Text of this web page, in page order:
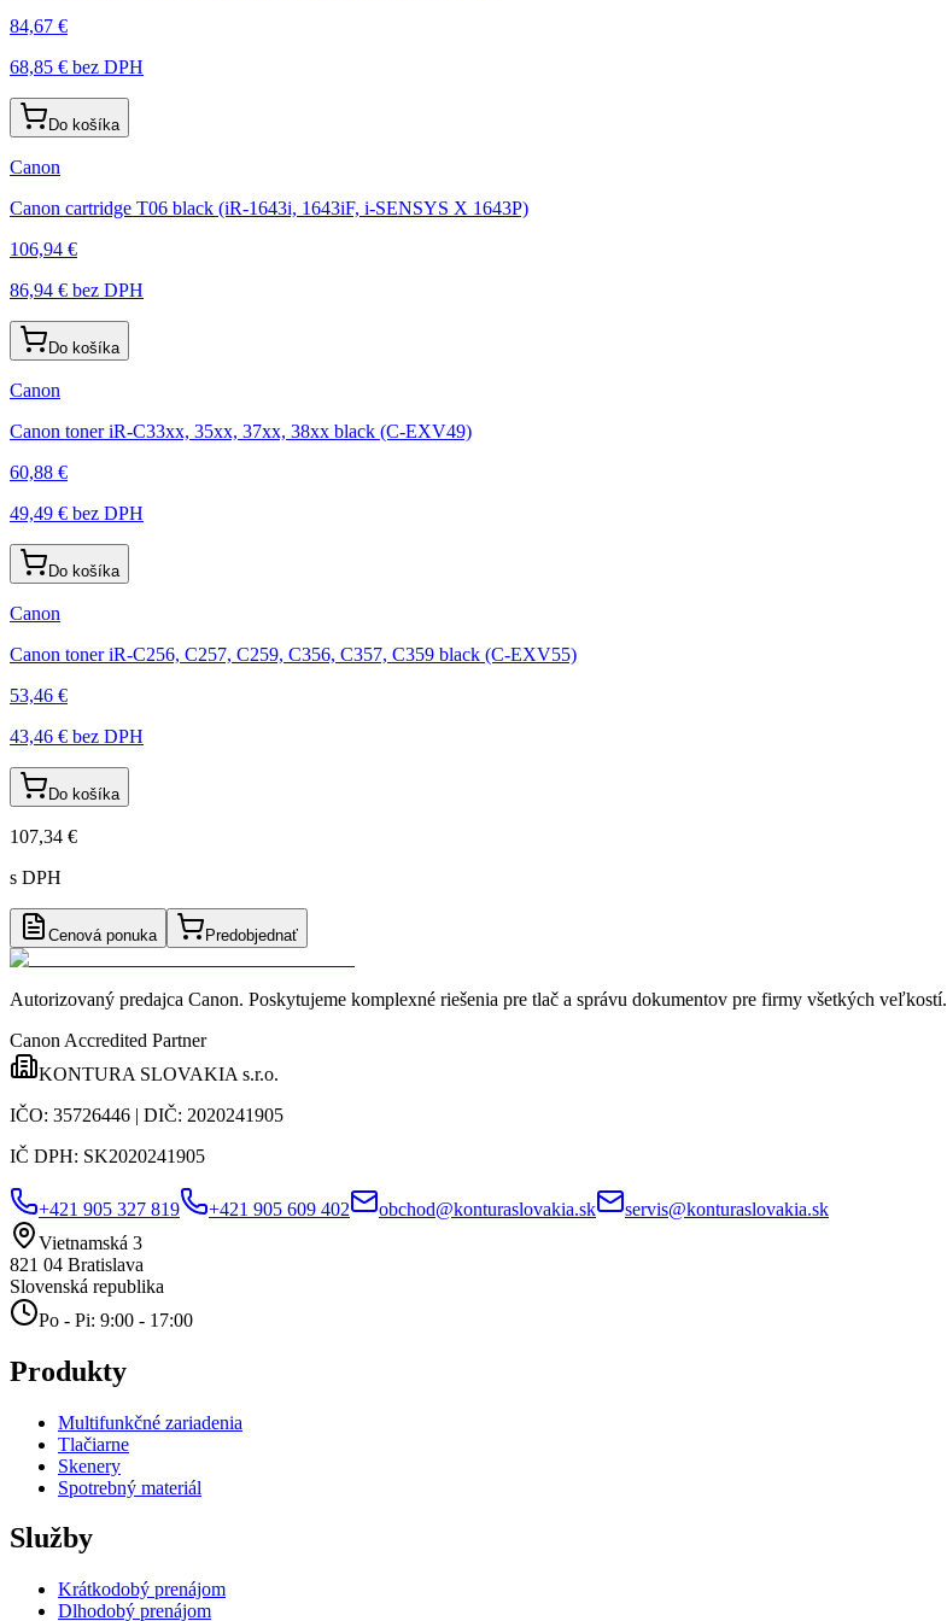
84,67 €
68,85 € bez DPH
Do košíka
Canon
Canon cartridge T06 black (iR-1643i, 1643iF, i-SENSYS X 1643P)
106,94 €
86,94 € bez DPH
Do košíka
Canon
Canon toner iR-C33xx, 35xx, 37xx, 38xx black (C-EXV49)
60,88 €
49,49 € bez DPH
Do košíka
Canon
Canon toner iR-C256, C257, C259, C356, C357, C359 black (C-EXV55)
53,46 €
43,46 € bez DPH
Do košíka
107,34 €
s DPH
Cenová ponuka Predobjednať
Autorizovaný predajca Canon. Poskytujeme komplexné riešenia pre tlač a správu dokumentov pre firmy všetkých veľkostí.
Canon Accredited Partner
KONTURA SLOVAKIA s.r.o.
IČO: 35726446 | DIČ: 2020241905
IČ DPH: SK2020241905
+421 905 327 819 +421 905 609 402 obchod@konturaslovakia.sk
servis@konturaslovakia.sk
Vietnamská 3
821 04 Bratislava
Slovenská republika
Po - Pi: 9:00 - 17:00
Produkty
Multifunkčné zariadenia
Tlačiarne
Skenery
Spotrebný materiál
Služby
Krátkodobý prenájom
Dlhodobý prenájom